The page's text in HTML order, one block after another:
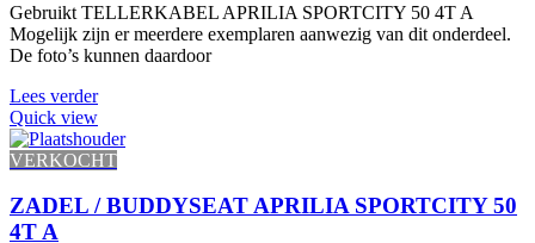
Gebruikt TELLERKABEL APRILIA SPORTCITY 50 4T A
Mogelijk zijn er meerdere exemplaren aanwezig van dit onderdeel.
De foto’s kunnen daardoor
Lees verder
Quick view
VERKOCHT
ZADEL / BUDDYSEAT APRILIA SPORTCITY 50
4T A